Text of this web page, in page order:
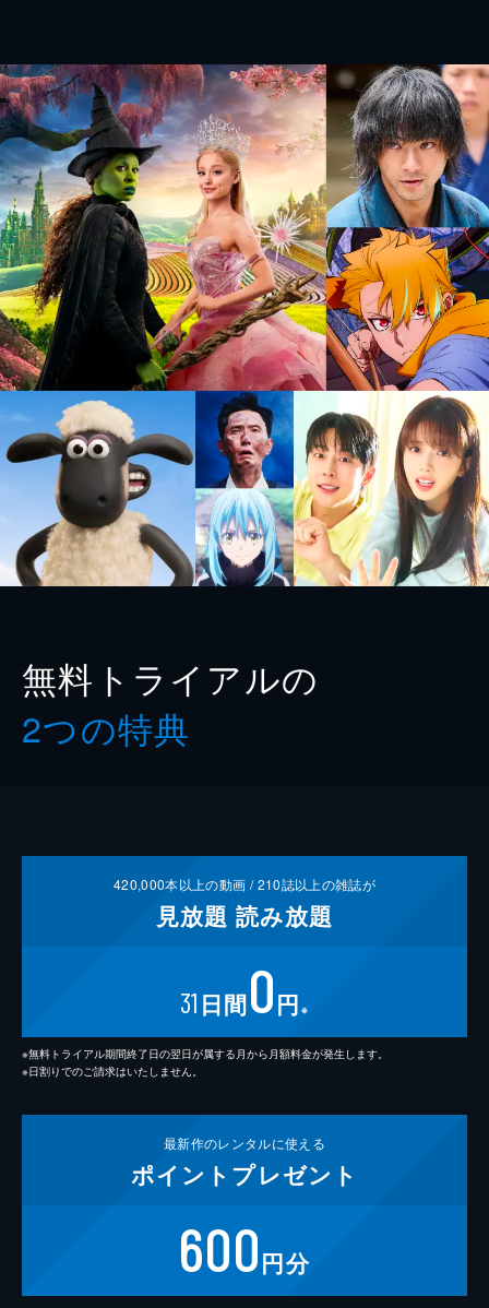
無料トライアルの
2つの特典
420,000本以上の動画 /210誌以上の雑誌が
見放題 読み放題
31 日間0円 ※
※無料トライアル期間終了日の翌日が属する月から月額料金が発生します。
※日割りでのご請求はいたしません。
最新作のレンタルに使える
ポイント プレゼント
600円分